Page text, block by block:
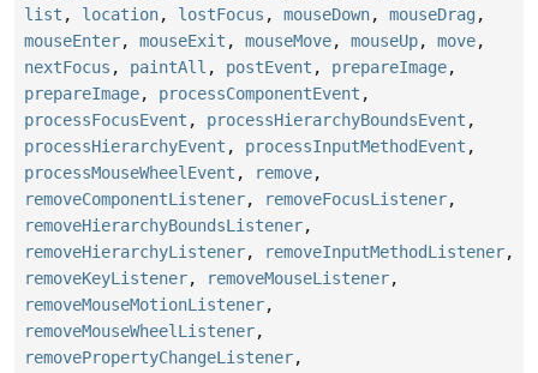
list , location, lostFocus , mouseDown, mouseDrag ,
mouseEnter, mouseExit , mouseMove, mouseUp, move,
nextFocus , paintAll , postEvent , prepareImage,
prepareImage, processComponentEvent ,
processFocusEvent , processHierarchyBoundsEvent ,
processHierarchyEvent , processInputMethodEvent ,
processMouseWheelEvent , remove,
removeComponentListener, removeFocusListener,
removeHierarchyBoundsListener,
removeHierarchyListener, removeInputMethodListener,
removeKeyListener, removeMouseListener,
removeMouseMotionListener,
removeMouseWheelListener,
removePropertyChangeListener,